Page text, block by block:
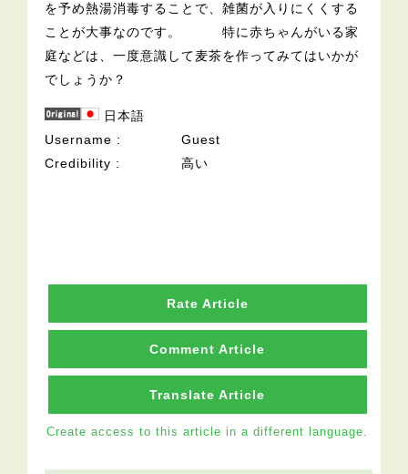
を予め熱湯消毒することで、雑菌が入りにくくする
ことが大事なのです。 特に赤ちゃんがいる家
庭などは、一度意識して麦茶を作ってみてはいかが
でしょうか？
日本語
Username
Guest
Credibility
高い
Rate Article
Comment Article
Translate Article
Create access to this article in a different language.